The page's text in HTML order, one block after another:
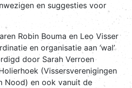
en suggesties voor
Robin Bouma en Leo Visser
en organisatie aan ‘wal’
door Sarah Verroen
(Vissersverenigingen
Nood) en ook vanuit de